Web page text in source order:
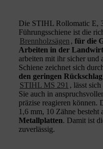
Die STIHL Rollomatic E,
Führungsschiene ist die
Brennholzsägen , für die
Arbeiten in der
arbeiten mit ihr sicher und
Schiene zeichnet sich
den geringen Rückschlag
STIHL MS 291 , lässt
Sie auch in
präzise reagieren
1,6 mm, 10 Zähne besteht
Metallplatten. Damit ist
zuverlässig.